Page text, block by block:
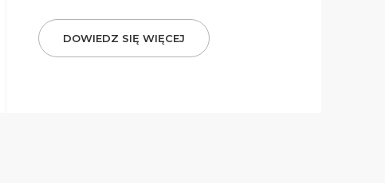
DOWIEDZ SIĘ WIĘCEJ